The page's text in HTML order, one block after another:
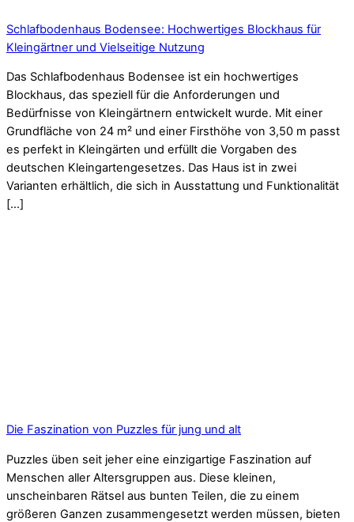
Schlafbodenhaus Bodensee: Hochwertiges Blockhaus für
Kleingärtner und Vielseitige Nutzung
Das Schlafbodenhaus Bodensee ist ein hochwertiges
Blockhaus, das speziell für die Anforderungen und
Bedürfnisse von Kleingärtnern entwickelt wurde. Mit einer
Grundfläche von 24 m² und einer Firsthöhe von 3,50 m passt
es perfekt in Kleingärten und erfüllt die Vorgaben des
deutschen Kleingartengesetzes. Das Haus ist in zwei
Varianten erhältlich, die sich in Ausstattung und Funktionalität
[…]
Die Faszination von Puzzles für jung und alt
Puzzles üben seit jeher eine einzigartige Faszination auf
Menschen aller Altersgruppen aus. Diese kleinen,
unscheinbaren Rätsel aus bunten Teilen, die zu einem
größeren Ganzen zusammengesetzt werden müssen, bieten